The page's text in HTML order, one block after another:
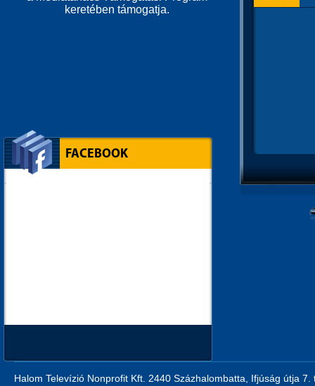
keretében támogatja.
FACEBOOK
Halom Televízió Nonprofit Kft. 2440 Százhalombatta, Ifjúság útja